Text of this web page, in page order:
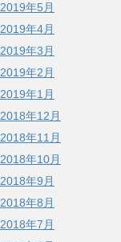
2019年5月
2019年4月
2019年3月
2019年2月
2019年1月
2018年12月
2018年11月
2018年10月
2018年9月
2018年8月
2018年7月